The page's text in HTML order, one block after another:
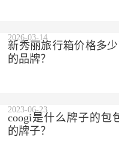
新秀丽旅行箱价格多
的品牌？
2026-03-14
coogi是什么牌子的包
的牌子？
2023-06-23